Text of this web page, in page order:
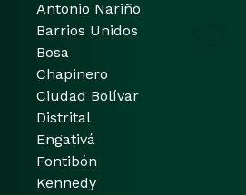
Antonio Nariño
Barrios Unidos
Bosa
Chapinero
Ciudad Bolívar
Distrital
Engativá
Fontibón
Kennedy